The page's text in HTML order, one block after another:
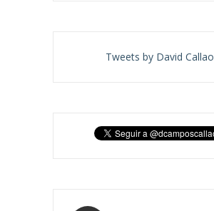
Tweets by David Callao